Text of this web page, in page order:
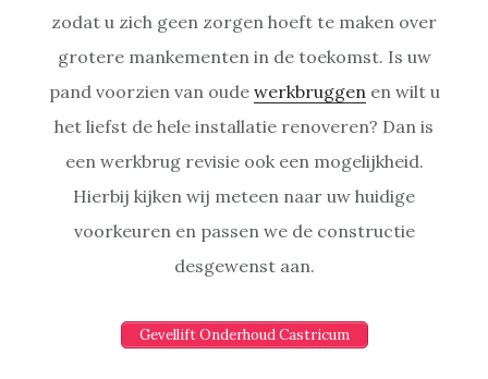
zodat u zich geen zorgen hoeft te maken over
grotere mankementen in de toekomst. Is uw
pand voorzien van oude werkbruggen en wilt u
het liefst de hele installatie renoveren? Dan is
een werkbrug revisie ook een mogelijkheid.
Hierbij kijken wij meteen naar uw huidige
voorkeuren en passen we de constructie
desgewenst aan.
Gevellift Onderhoud Castricum